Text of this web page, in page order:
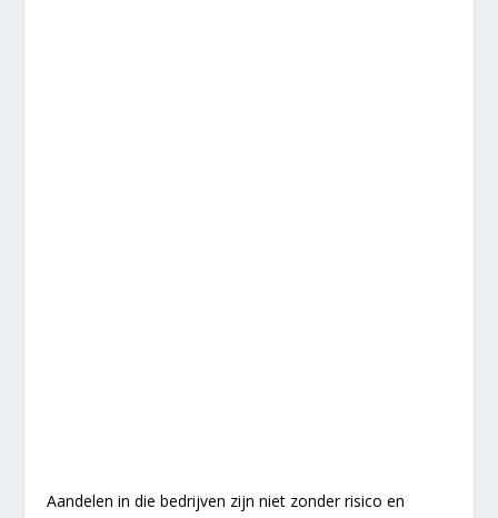
Aandelen in die bedrijven zijn niet zonder risico en